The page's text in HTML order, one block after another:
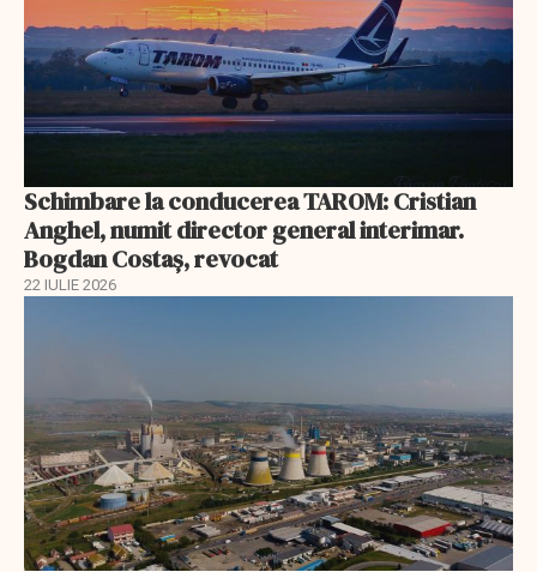
Schimbare la conducerea TAROM: Cristian
Anghel, numit director general interimar.
Bogdan Costaș, revocat
22 IULIE 2026